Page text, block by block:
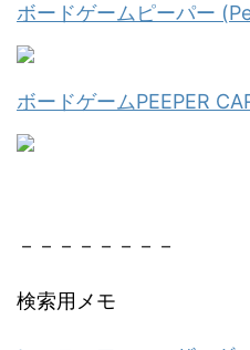
ボードゲームピーパー
ボードゲームPEEPER
－－－－－－－－
検索用メモ